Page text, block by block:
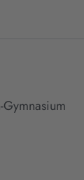
Gymnasium